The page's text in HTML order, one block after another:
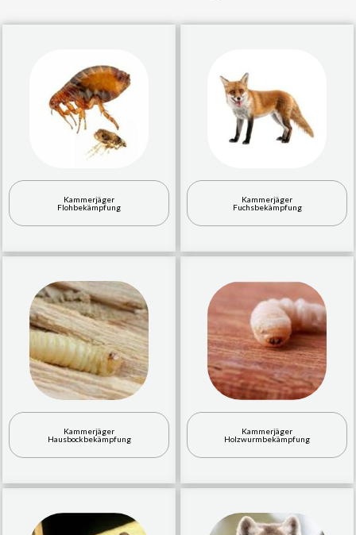
Kammerjäger
Flohbekämpfung
Kammerjäger
Fuchsbekämpfung
Kammerjäger
Hausbockbekämpfung
Kammerjäger
Holzwurmbekämpfung